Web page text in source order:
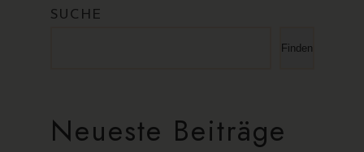
SUCHE
Finden
Neueste Beiträge